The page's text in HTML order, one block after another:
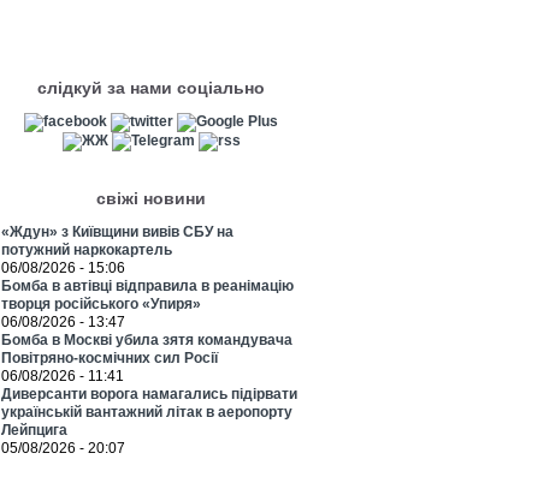
слідкуй за нами соціально
свіжі новини
«Ждун» з Київщини вивів СБУ на
потужний наркокартель
06/08/2026 - 15:06
Бомба в автівці відправила в реанімацію
творця російського «Упиря»
06/08/2026 - 13:47
Бомба в Москві убила зятя командувача
Повітряно-космічних сил Росії
06/08/2026 - 11:41
Диверсанти ворога намагались підірвати
українській вантажний літак в аеропорту
Лейпцига
05/08/2026 - 20:07